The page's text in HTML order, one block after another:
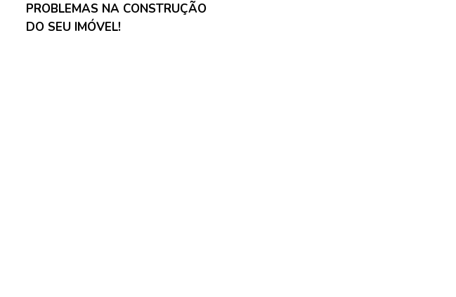
PROBLEMAS NA CONSTRUÇÃO
DO SEU IMÓVEL!